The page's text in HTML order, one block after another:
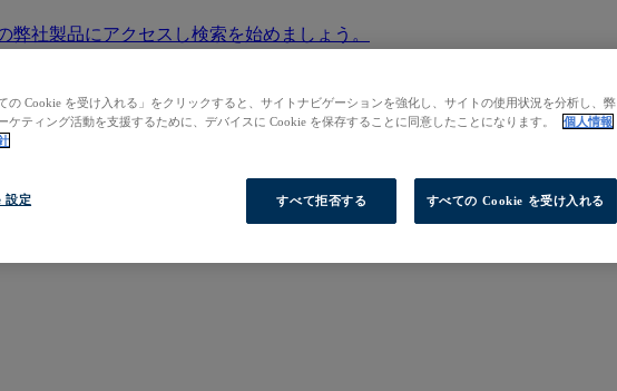
社製品にアクセスし検索を始めましょう。
ての Cookie を受け入れる」をクリックすると、サイトナビゲーションを強化し、サイトの使用状況を分析し、弊
ケティング活動を支援するために、デバイスに Cookie を保存することに同意したことになります。
個人情報
設定 すべて拒否する すべての Cookie を受け入れる